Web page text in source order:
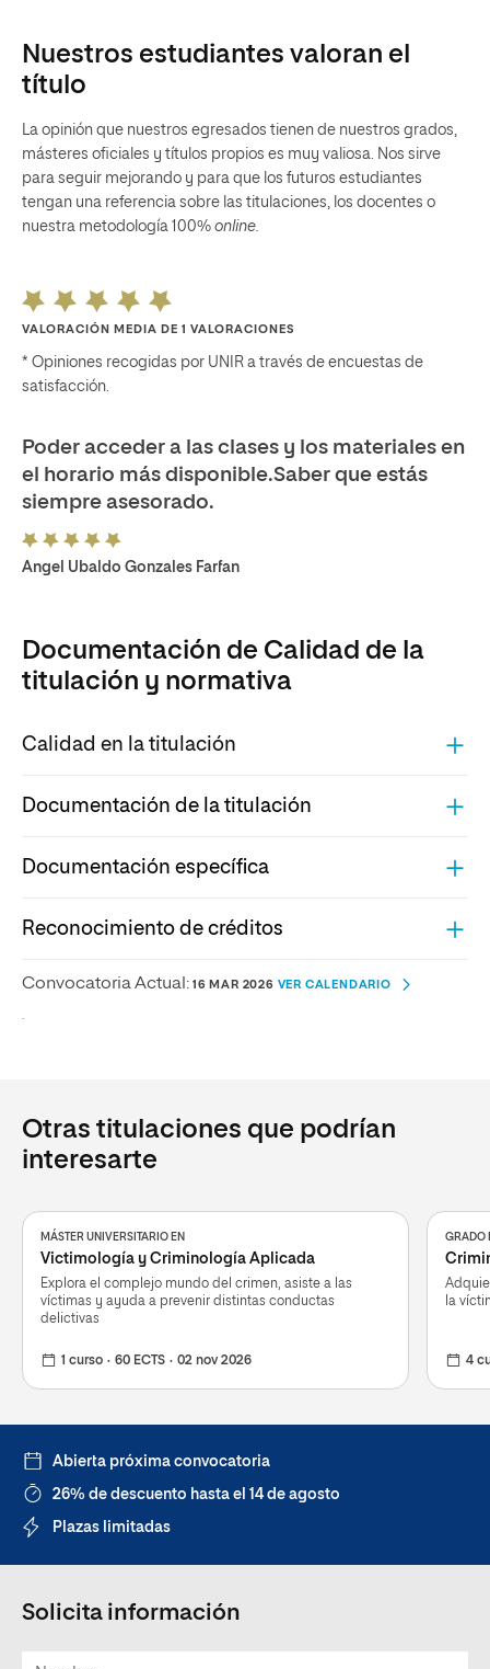
Nuestros estudiantes valoran el
título
La opinión que nuestros egresados tienen de nuestros grados,
másteres oficiales y títulos propios es muy valiosa. Nos sirve
para seguir mejorando y para que los futuros estudiantes
tengan una referencia sobre las titulaciones, los docentes o
nuestra metodología 100% online.
VALORACIÓN MEDIA DE 1 VALORACIONES
* Opiniones recogidas por UNIR a través de encuestas de
satisfacción.
Poder acceder a las clases y los materiales en
el horario más disponible.Saber que estás
siempre asesorado.
Angel Ubaldo Gonzales Farfan
Documentación de Calidad de la
titulación y normativa
Calidad en la titulación
Documentación de la titulación
Documentación específica
Reconocimiento de créditos
Convocatoria Actual: 16 MAR 2026 VER CALENDARIO
.
Otras titulaciones que podrían
interesarte
MÁSTER UNIVERSITARIO EN
Victimología y Criminología Aplicada
Explora el complejo mundo del crimen, asiste a las
víctimas y ayuda a prevenir distintas conductas
delictivas
1 curso 60 ECTS 02 nov 2026
GRADO
la
4
Abierta próxima convocatoria
26% de descuento hasta el 14 de agosto
Plazas limitadas
Solicita información